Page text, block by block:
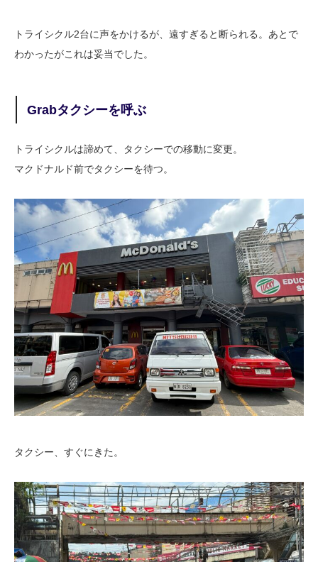
トライシクル2台に声をかけるが、遠すぎると断られる。あとで
わかったがこれは妥当でした。
Grabタクシーを呼ぶ
トライシクルは諦めて、タクシーでの移動に変更。
マクドナルド前でタクシーを待つ。
タクシー、すぐにきた。